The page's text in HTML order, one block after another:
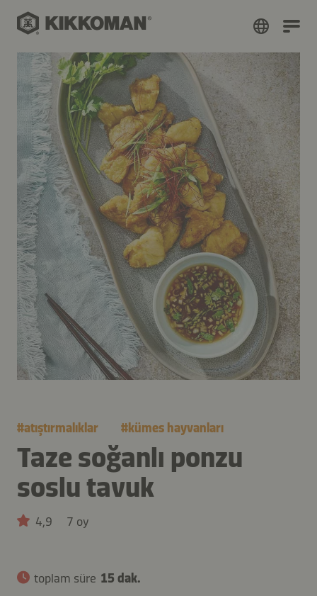
#atıştırmalıklar #kümes hayvanları
Taze soğanlı ponzu
soslu tavuk
4,9 7 oy
toplam süre 15 dak.